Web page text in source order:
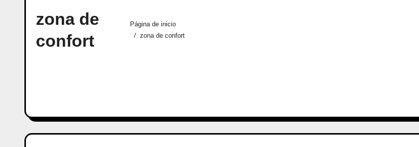
zona de
confort
Página de inicio
zona de confort